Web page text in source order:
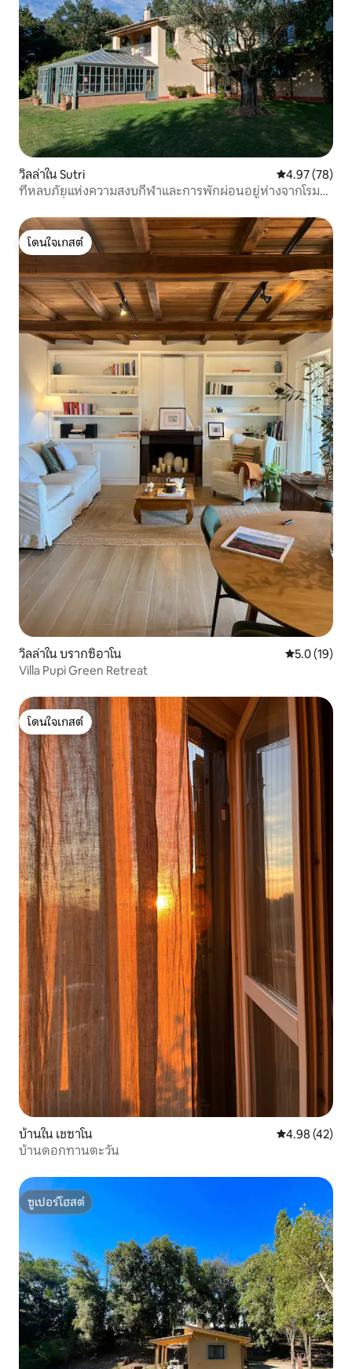
วิลล่าใน Sutri คะแนนเฉลี่ย
4.97 (78)
ที่หลบภัยแห่งความสงบกีฬาและการพักผ่อนอยู่ห่างจากโรม
โดนใจเกสต์
โดนใจเกสต์
วิลล่าใน บรากซิอาโน คะแนนเฉลี่ย
5.0 (19)
Villa Pupì Green Retreat
โดนใจเกสต์
โดนใจเกสต์
บ้านใน เชซาโน คะแนนเฉลี่ย
4.98 (42)
บ้านดอกทานตะวัน
ซูเปอร์โฮสต์
ซูเปอร์โฮสต์